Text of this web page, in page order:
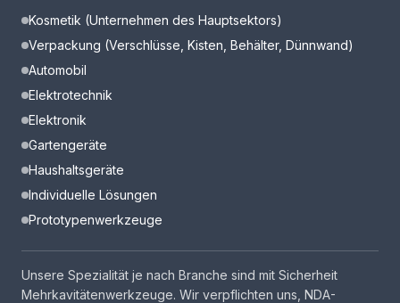
Kosmetik (Unternehmen des Hauptsektors)
Verpackung (Verschlüsse, Kisten, Behälter, Dünnwand)
Automobil
Elektrotechnik
Elektronik
Gartengeräte
Haushaltsgeräte
Individuelle Lösungen
Prototypenwerkzeuge
Unsere Spezialität je nach Branche sind mit Sicherheit
Mehrkavitätenwerkzeuge. Wir verpflichten uns, NDA-